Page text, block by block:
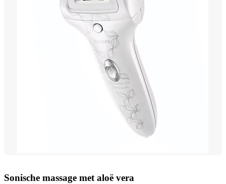
Sonische massage met aloë vera